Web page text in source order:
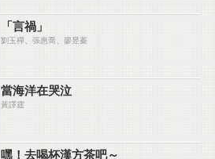
「言禍」
劉玉禪、張惠喬、廖昱蓁
當海洋在哭泣
黃譯霆
嘿！去喝杯漢方茶吧～